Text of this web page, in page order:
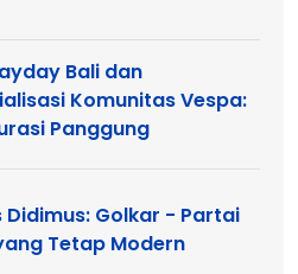
Bali dan
Komunitas Vespa:
Panggung
Didimus: Golkar - Partai
Tetap Modern